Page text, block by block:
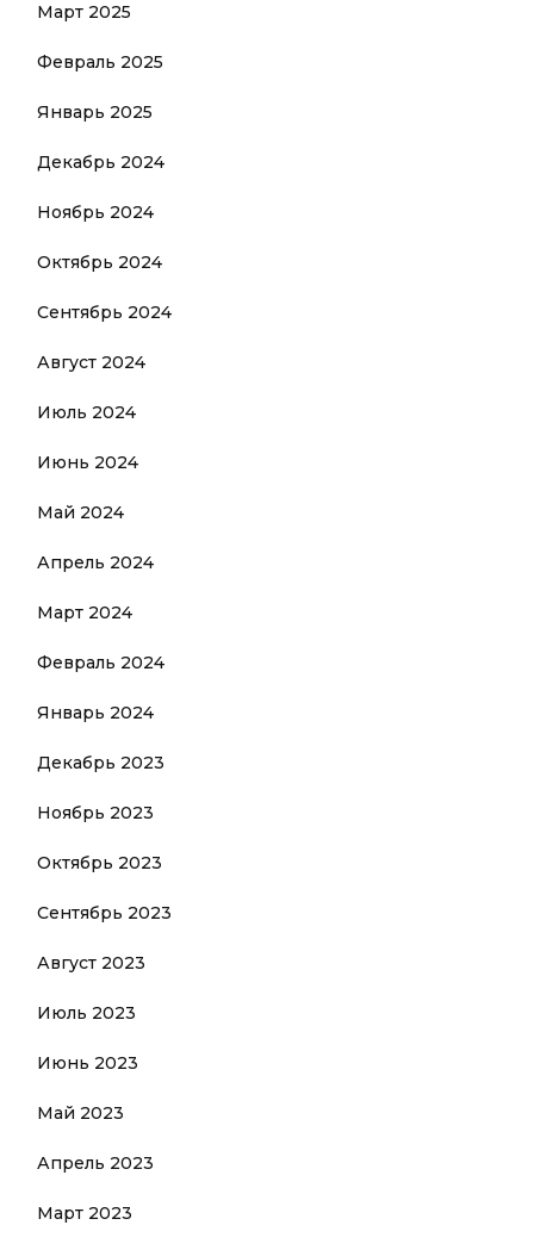
Март 2025
Февраль 2025
Январь 2025
Декабрь 2024
Ноябрь 2024
Октябрь 2024
Сентябрь 2024
Август 2024
Июль 2024
Июнь 2024
Май 2024
Апрель 2024
Март 2024
Февраль 2024
Январь 2024
Декабрь 2023
Ноябрь 2023
Октябрь 2023
Сентябрь 2023
Август 2023
Июль 2023
Июнь 2023
Май 2023
Апрель 2023
Март 2023